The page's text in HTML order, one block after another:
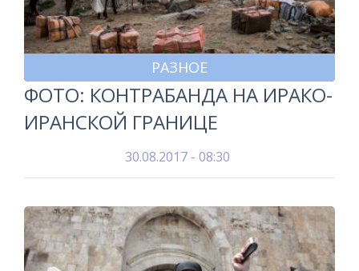
РАЗНОЕ
ФОТО: КОНТРАБАНДА НА ИРАКО-
ИРАНСКОЙ ГРАНИЦЕ
30.08.2017 - 08:30